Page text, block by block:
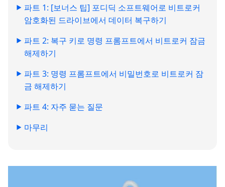
파트 1: [보너스 팁] 포디딕 소프트웨어로 비트로커
암호화된 드라이브에서 데이터 복구하기
파트 2: 복구 키로 명령 프롬프트에서 비트로커 잠금
해제하기
파트 3: 명령 프롬프트에서 비밀번호로 비트로커 잠
금 해제하기
파트 4: 자주 묻는 질문
마무리